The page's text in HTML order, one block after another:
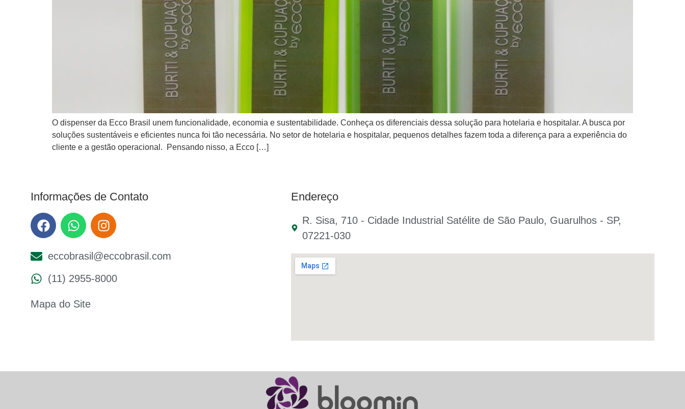
O dispenser da Ecco Brasil unem funcionalidade, economia e sustentabilidade. Conheça os diferenciais dessa solução para hotelaria e hospitalar. A busca por
soluções sustentáveis e eficientes nunca foi tão necessária. No setor de hotelaria e hospitalar, pequenos detalhes fazem toda a diferença para a experiência do
cliente e a gestão operacional. Pensando nisso, a Ecco […]
Informações de Contato
eccobrasil@eccobrasil.com
(11) 2955-8000
Mapa do Site
Endereço
R. Sisa, 710 - Cidade Industrial Satélite de São Paulo, Guarulhos - SP,
07221-030